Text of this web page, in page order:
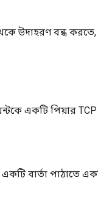
উদাহরণ বন্ধ করতে,
একটি পিয়ার TCP
বার্তা পাঠাতে